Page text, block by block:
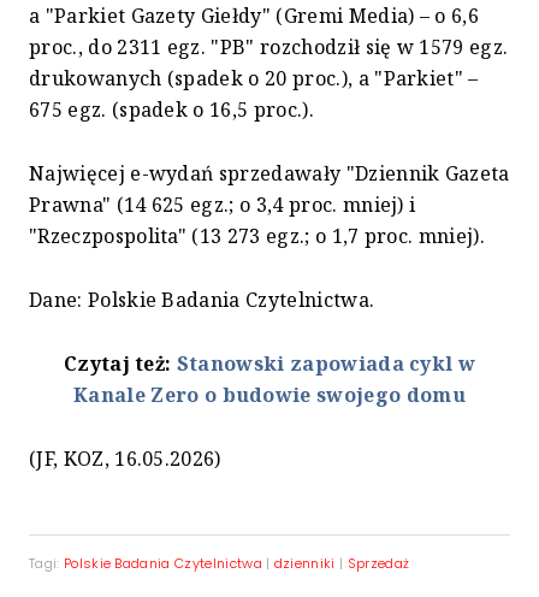
a "Parkiet Gazety Giełdy" (Gremi Media) – o 6,6
proc., do 2311 egz. "PB" rozchodził się w 1579 egz.
drukowanych (spadek o 20 proc.), a "Parkiet" –
675 egz. (spadek o 16,5 proc.).
Najwięcej e-wydań sprzedawały "Dziennik Gazeta
Prawna" (14 625 egz.; o 3,4 proc. mniej) i
"Rzeczpospolita" (13 273 egz.; o 1,7 proc. mniej).
Dane: Polskie Badania Czytelnictwa.
Czytaj też: Stanowski zapowiada cykl w
Kanale Zero o budowie swojego domu
(JF, KOZ, 16.05.2026)
Tagi: Polskie Badania Czytelnictwa | dzienniki | Sprzedaż